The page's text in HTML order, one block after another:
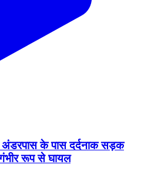
अंडरपास के पास दर्दनाक सड़क
रूप से घायल